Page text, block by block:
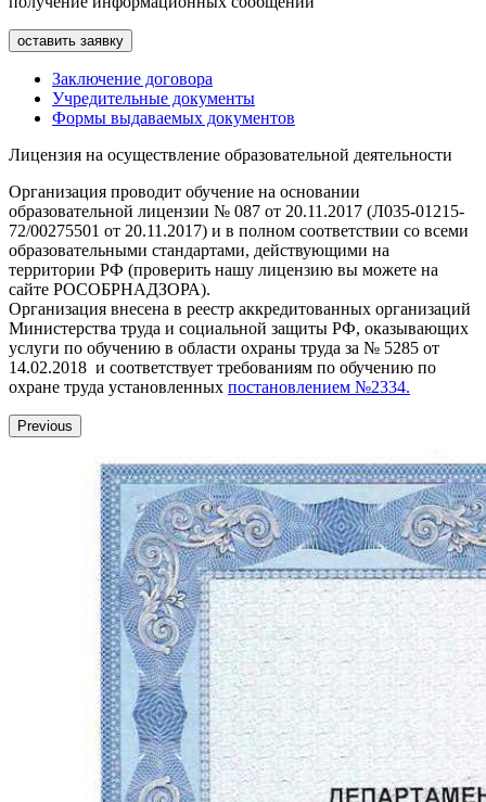
Заключение договора
Учредительные документы
Формы выдаваемых документов
Лицензия на осуществление образовательной деятельности
Организация проводит обучение на основании
образовательной лицензии № 087 от 20.11.2017 (Л035-01215-
72/00275501 от 20.11.2017) и в полном соответствии со всеми
образовательными стандартами, действующими на
территории РФ (проверить нашу лицензию вы можете на
сайте РОСОБРНАДЗОРА).
Организация внесена в реестр аккредитованных организаций
Министерства труда и социальной защиты РФ, оказывающих
услуги по обучению в области охраны труда за № 5285 от
14.02.2018 и соответствует требованиям по обучению по
охране труда установленных постановлением №2334.
Previous